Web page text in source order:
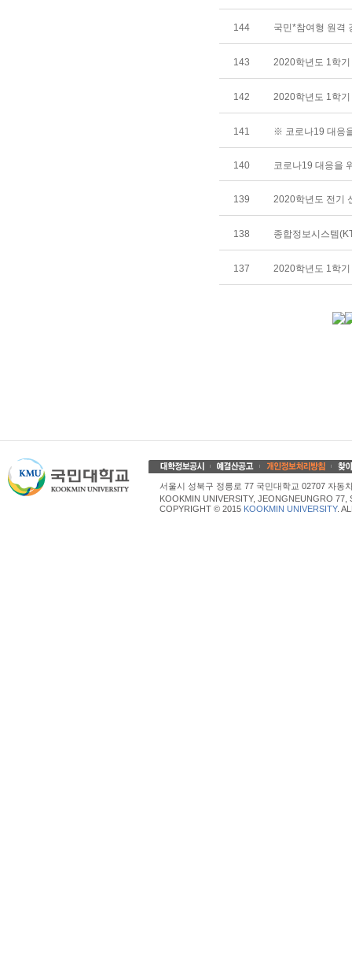
144 국민*참여형 원격
143 2020학년도 1학
142 2020학년도 1학
141 ※ 코로나19 대응
140 코로나19 대응을
139 2020학년도 전기
138 종합정보시스템
137 2020학년도 1학
서울시 성북구 정릉로 77 국민대학교 02707 자동
KOOKMIN UNIVERSITY, JEONGNEUNGRO
COPYRIGHT © 2015 KOOKMIN UNIVERSITY.